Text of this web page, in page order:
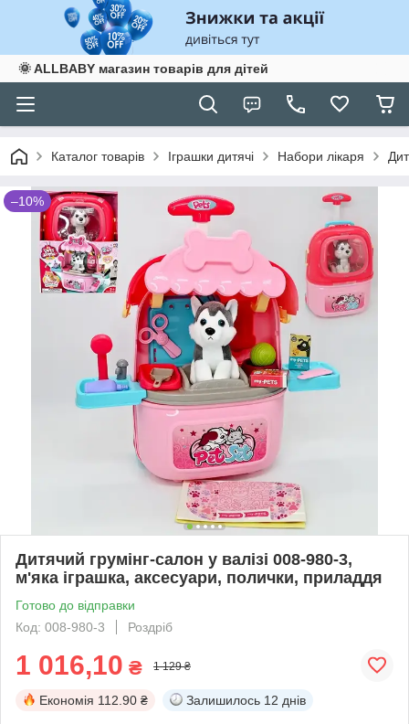
🌞 ALLBABY магазин товарів для дітей
Каталог товарів Іграшки дитячі Набори лікаря
–10%
Дитячий грумінг-салон у валізі 008-980-3,
м'яка іграшка, аксесуари, полички, приладдя
Готово до відправки
Код: 008-980-3
Роздріб
1 016,10 ₴ 1 129 ₴
Економія 112.90 ₴ Залишилось 12 днів